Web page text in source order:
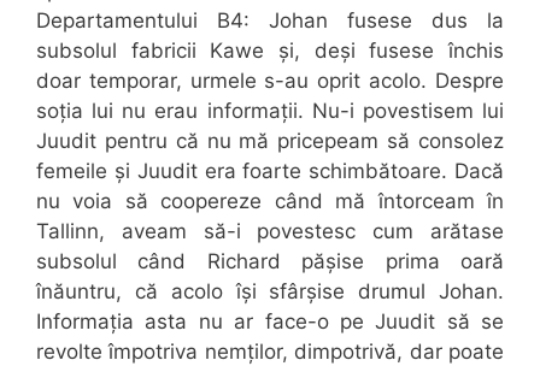
Departamentului B4: Johan fusese dus la
subsolul fabricii Kawe și, deși fusese închis
doar temporar, urmele s-au oprit acolo. Despre
soția lui nu erau informații. Nu-i povestisem lui
Juudit pentru că nu mă pricepeam să consolez
femeile și Juudit era foarte schimbătoare. Dacă
nu voia să coopereze când mă întorceam în
Tallinn, aveam să-i povestesc cum arătase
subsolul când Richard pășise prima oară
înăuntru, că acolo își sfârșise drumul Johan.
Informația asta nu ar face-o pe Juudit să se
revolte împotriva nemților, dimpotrivă, dar poate